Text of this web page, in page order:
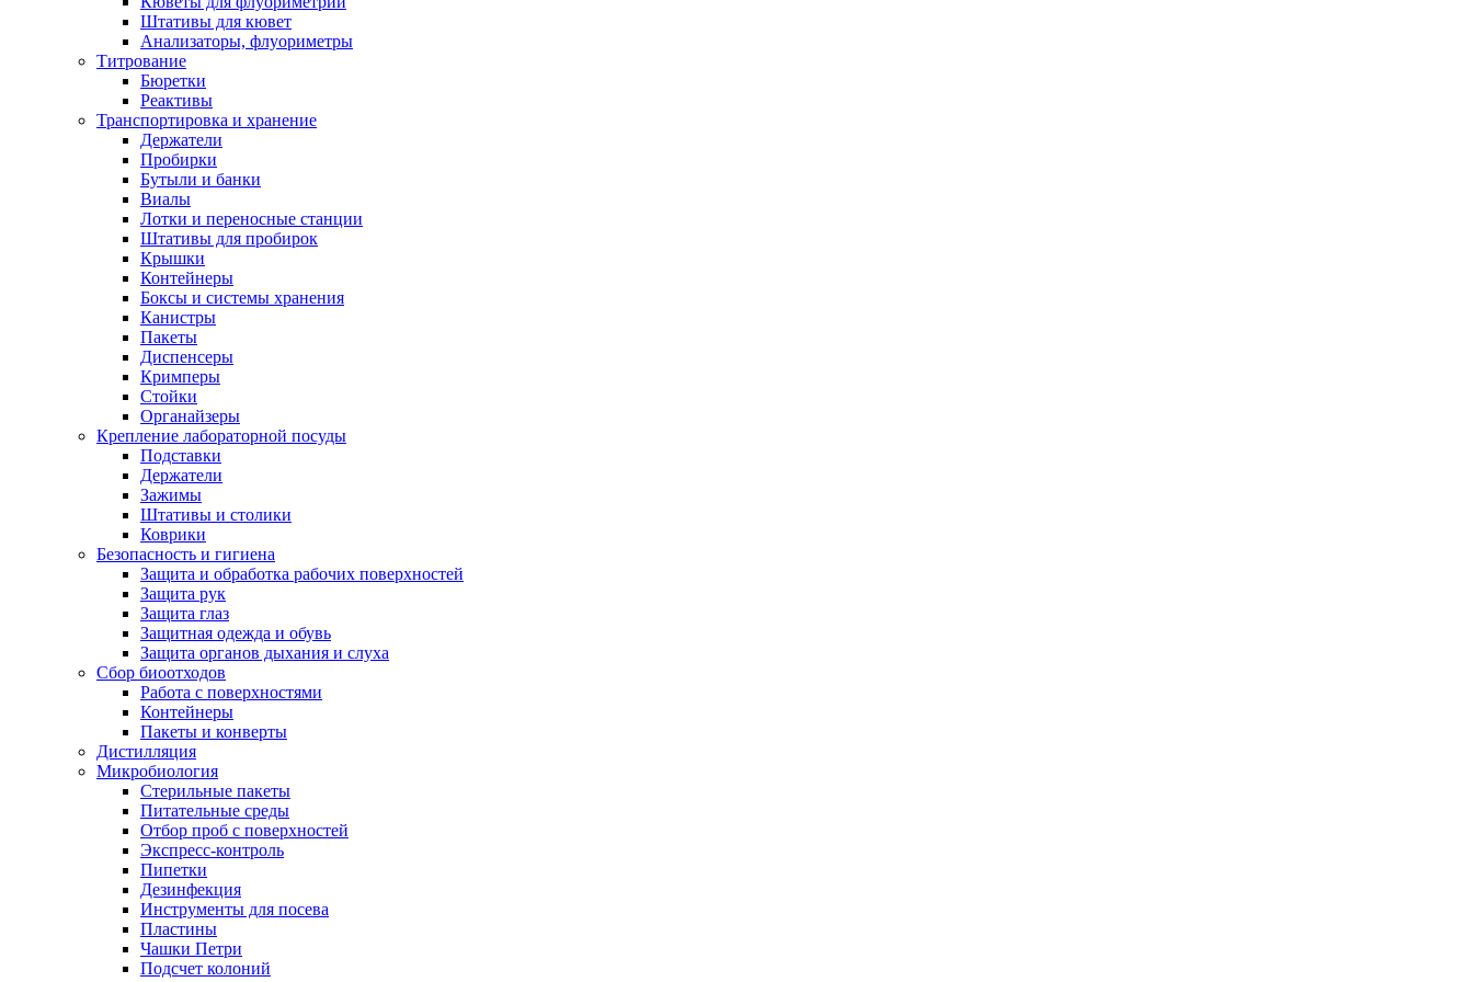
Штативы для кювет
Анализаторы, флуориметры
Титрование
Бюретки
Реактивы
Транспортировка и хранение
Держатели
Пробирки
Бутыли и банки
Виалы
Лотки и переносные станции
Штативы для пробирок
Крышки
Контейнеры
Боксы и системы хранения
Канистры
Пакеты
Диспенсеры
Кримперы
Стойки
Органайзеры
Крепление лабораторной посуды
Подставки
Держатели
Зажимы
Штативы и столики
Коврики
Безопасность и гигиена
Защита и обработка рабочих поверхностей
Защита рук
Защита глаз
Защитная одежда и обувь
Защита органов дыхания и слуха
Сбор биоотходов
Работа с поверхностями
Контейнеры
Пакеты и конверты
Дистилляция
Микробиология
Стерильные пакеты
Питательные среды
Отбор проб с поверхностей
Экспресс-контроль
Пипетки
Дезинфекция
Инструменты для посева
Пластины
Чашки Петри
Подсчет колоний